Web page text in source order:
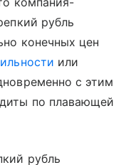
рубль
конечных цен
или
с этим
по плавающей
рубль